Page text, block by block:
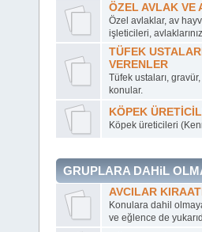
ÖZEL AVLAK VE
Özel avlaklar, av
işleticileri,
TÜFEK
VERENLER
Tüfek ustaları,
konular.
KÖPEK
Köpek üreticileri
GRUPLARA DAHiL
AVCILAR
Konulara dahil
ve eğlence de